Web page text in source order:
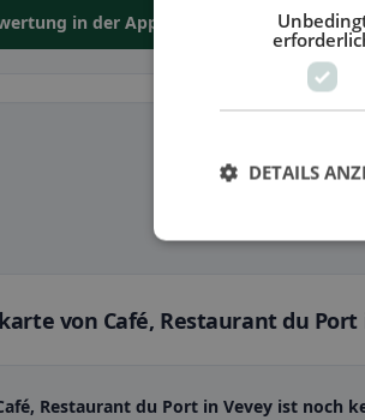
in der App abgeben
von Café, Restaurant du Port
Restaurant du Port in Vevey ist noch
DETAILS